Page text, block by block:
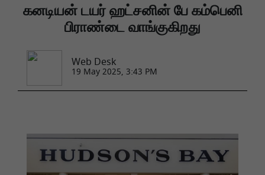
கனடியன் டயர் ஹட்சனின் பே கம்பெனி
பிராண்டை வாங்குகிறது
Web Desk
19 May 2025, 3:43 PM